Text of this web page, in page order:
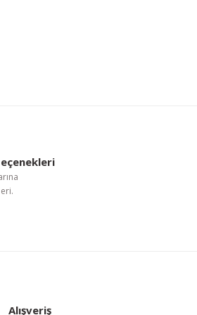
Alışveriş